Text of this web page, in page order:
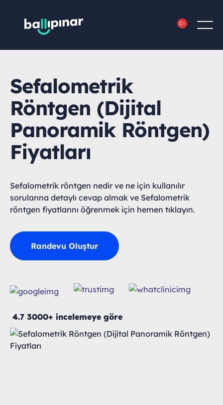
Sefalometrik
Röntgen (Dijital
Panoramik Röntgen)
Fiyatları
Sefalometrik röntgen nedir ve ne için kullanılır
sorularına detaylı cevap almak ve Sefalometrik
röntgen fiyatlarını öğrenmek için hemen tıklayın.
Randevu Oluştur
4.7 3000+ incelemeye göre